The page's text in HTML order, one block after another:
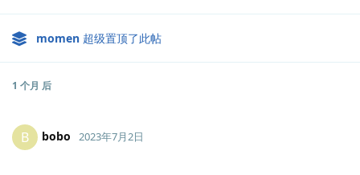
momen 超级置顶了此帖
1 个月 后
B bobo 2023年7月2日